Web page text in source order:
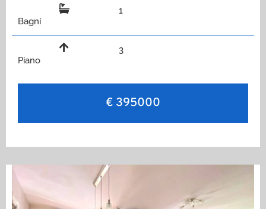
Bagni
1
Piano
3
€ 395000